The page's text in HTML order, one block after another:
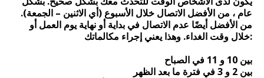
عام ، من الأفضل الاتصال خلال الأسبوع (أي الاثنين – الجمعة).
من الأفضل أيضًا عدم الاتصال في بداية أو نهاية يوم العمل أو
خلال وقت الغداء. وهذا يعني إجراء مكالماتك:
بين 10 و 11 في الصباح
بين 2 و 3 في فترة ما بعد الظهر